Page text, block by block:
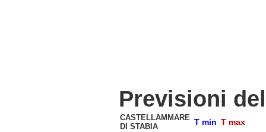
Previsioni
CASTELLAMMARE
DI STABIA
T min T max